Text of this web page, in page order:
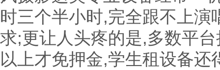
时三个半小时,完全跟不上
求;更让人头疼的是,多数平
以上才免押金,学生租设备